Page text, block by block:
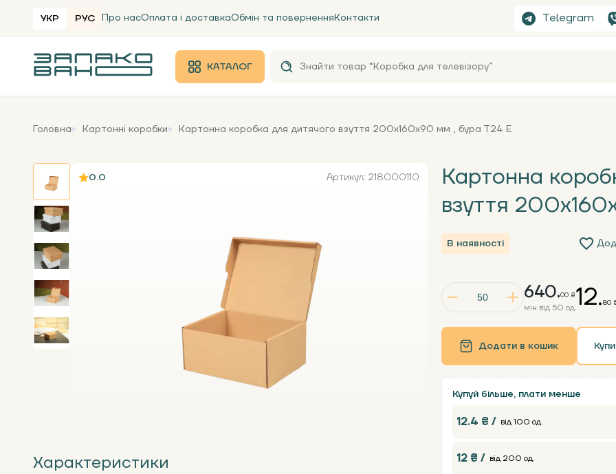
УКР РУС Про насОплата і доставкаОбмін та поверненняКонтакти Telegram
КАТАЛОГ
Головна Картонні коробки Картонна коробка для дитячого взуття 200х160х90 мм , бура Т24 Е
0.0 Артикул: 218000110
Характеристики
Картонна
взуття
В наявності
640.00 ₴
мін від 50 од.12.80
Додати в кошик
Купуй більше, плати менше
12.4 ₴ / від 100 од.
12 ₴ / від 200 од.